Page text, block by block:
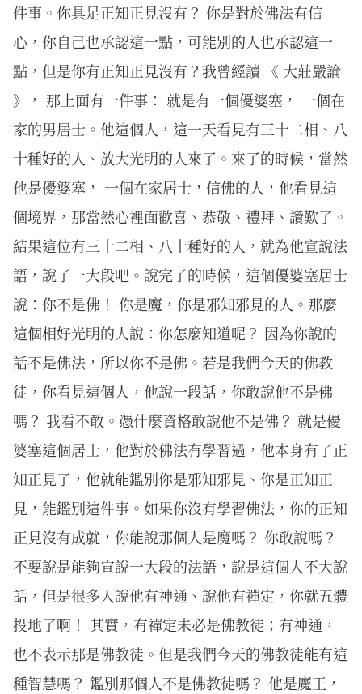
件事。你具足正知正見沒有？ 你是對於佛法有信
心，你自己也承認這一點，可能別的人也承認這一
點，但是你有正知正見沒有？我曾經讀 《 大莊嚴論
》， 那上面有一件事： 就是有一個優婆塞， 一個在
家的男居士。他這個人，這一天看見有三十二相、八
十種好的人、放大光明的人來了。來了的時候，當然
他是優婆塞， 一個在家居士，信佛的人，他看見這
個境界，那當然心裡面歡喜、恭敬、禮拜、讚歎了。
結果這位有三十二相、八十種好的人，就為他宣說法
語，說了一大段吧。說完了的時候，這個優婆塞居士
說：你不是佛！ 你是魔，你是邪知邪見的人。那麼
這個相好光明的人說：你怎麼知道呢？ 因為你說的
話不是佛法，所以你不是佛。若是我們今天的佛教
徒，你看見這個人，他說一段話，你敢說他不是佛
嗎？ 我看不敢。憑什麼資格敢說他不是佛？ 就是優
婆塞這個居士，他對於佛法有學習過，他本身有了正
知正見了，他就能鑑別你是邪知邪見、你是正知正
見，能鑑別這件事。如果你沒有學習佛法，你的正知
正見沒有成就，你能說那個人是魔嗎？ 你敢說嗎？
不要說是能夠宣說一大段的法語，說是這個人不大說
話，但是很多人說他有神通、說他有禪定，你就五體
投地了啊！ 其實，有禪定未必是佛教徒；有神通，
也不表示那是佛教徒。但是我們今天的佛教徒能有這
種智慧嗎？ 鑑別那個人不是佛教徒嗎？ 他是魔王，